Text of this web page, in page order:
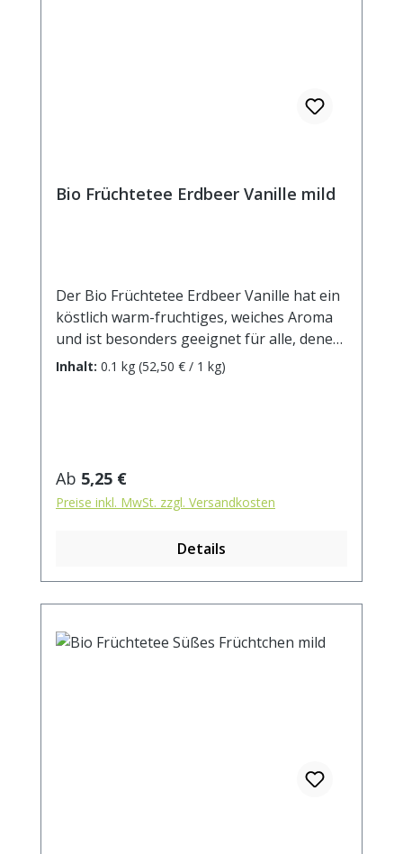
Bio Früchtetee Erdbeer Vanille mild
Der Bio Früchtetee Erdbeer Vanille hat ein
köstlich warm-fruchtiges, weiches Aroma
und ist besonders geeignet für alle, denen
Früchtetees gerne zu sauer sind. Kostbare
Säuerungsmittel, Zitronensäure),
Weinbeeren*, Karottenstücke*, Rote
Beetestücke*, Hibiskusblüten*,
Milch), Erdbeerstücke* (1%), Vanillestücke*
(0,5%). * aus kontrolliert biologischem
max.10 min.
Inhalt: 0.1 kg (52,50 € / 1 kg)
Regulärer Preis:
Ab 5,25 €
Preise inkl. MwSt. zzgl. Versandkosten
Details